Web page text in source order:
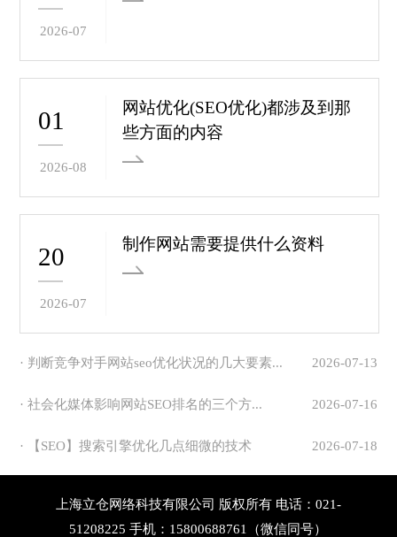
2026-07
01
2026-08
网站优化(SEO优化)都涉及到那
些方面的内容
20
2026-07
制作网站需要提供什么资料
2026-07-13
· 判断竞争对手网站seo优化状况的几大要素...
2026-07-16
· 社会化媒体影响网站SEO排名的三个方...
2026-07-18
· 【SEO】搜索引擎优化几点细微的技术
上海立仓网络科技有限公司 版权所有 电话：021-
51208225 手机：15800688761（微信同号）